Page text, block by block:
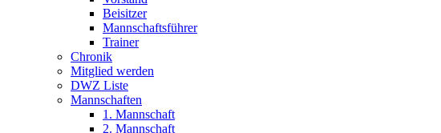
Beisitzer
Mannschaftsführer
Trainer
Chronik
Mitglied werden
DWZ Liste
Mannschaften
1. Mannschaft
2. Mannschaft